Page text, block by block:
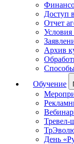
Доступ
Отчет
Архив
Обучение
Тревел-
День